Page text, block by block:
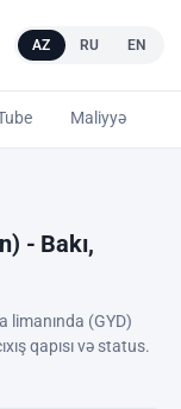
AZ RU EN
Maliyyə
- Bakı,
limanında (GYD)
qapısı və status.